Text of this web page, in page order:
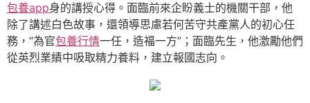
包養app身的講授心得。面臨前來企盼義士的機關干部，他
除了講述白色故事，還領導思慮若何苦守共產黨人的初心任
務，“為官包養行情一任，造福一方”；面臨先生，他激勵他們
從英烈業績中吸取精力養料，建立報國志向。